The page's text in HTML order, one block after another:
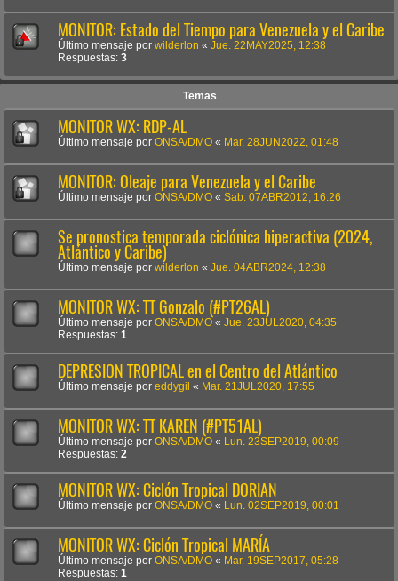
MONITOR: Estado del Tiempo para Venezuela y el Caribe
Último mensaje por wilderlon « Jue. 22MAY2025, 12:38
Respuestas: 3
Temas
MONITOR WX: RDP-AL
Último mensaje por ONSA/DMO « Mar. 28JUN2022, 01:48
MONITOR: Oleaje para Venezuela y el Caribe
Último mensaje por ONSA/DMO « Sab. 07ABR2012, 16:26
Se pronostica temporada ciclónica hiperactiva (2024,
Atlántico y Caribe)
Último mensaje por wilderlon « Jue. 04ABR2024, 12:38
MONITOR WX: TT Gonzalo (#PT26AL)
Último mensaje por ONSA/DMO « Jue. 23JUL2020, 04:35
Respuestas: 1
DEPRESION TROPICAL en el Centro del Atlántico
Último mensaje por eddygil « Mar. 21JUL2020, 17:55
MONITOR WX: TT KAREN (#PT51AL)
Último mensaje por ONSA/DMO «
Lun. 23SEP2019, 00:09
Respuestas: 2
MONITOR WX: Ciclón Tropical DORIAN
Último mensaje por ONSA/DMO « Lun. 02SEP2019, 00:01
MONITOR WX: Ciclón Tropical MARÍA
Último mensaje por ONSA/DMO « Mar. 19SEP2017, 05:28
Respuestas: 1